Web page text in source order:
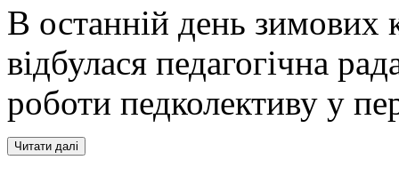
В останній день зимових
відбулася педагогічна
роботи педколективу у